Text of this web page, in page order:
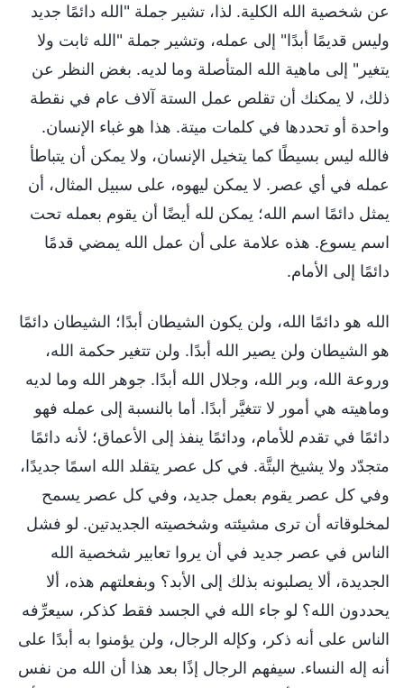
عن شخصية الله الكلية. لذا، تشير جملة "الله دائمًا جديد
وليس قديمًا أبدًا" إلى عمله، وتشير جملة "الله ثابت ولا
يتغير" إلى ماهية الله المتأصلة وما لديه. بغض النظر عن
ذلك، لا يمكنك أن تقلص عمل الستة آلاف عام في نقطة
واحدة أو تحددها في كلمات ميتة. هذا هو غباء الإنسان.
فالله ليس بسيطًا كما يتخيل الإنسان، ولا يمكن أن يتباطأ
عمله في أي عصر. لا يمكن ليهوه، على سبيل المثال، أن
يمثل دائمًا اسم الله؛ يمكن لله أيضًا أن يقوم بعمله تحت
اسم يسوع. هذه علامة على أن عمل الله يمضي قدمًا
دائمًا إلى الأمام.
الله هو دائمًا الله، ولن يكون الشيطان أبدًا؛ الشيطان دائمًا
هو الشيطان ولن يصير الله أبدًا. ولن تتغير حكمة الله،
وروعة الله، وبر الله، وجلال الله أبدًا. جوهر الله وما لديه
وماهيته هي أمور لا تتغيَّر أبدًا. أما بالنسبة إلى عمله فهو
دائمًا في تقدم للأمام، ودائمًا ينفذ إلى الأعماق؛ لأنه دائمًا
متجدّد ولا يشيخ البتَّة. في كل عصر يتقلد الله اسمًا جديدًا،
وفي كل عصر يقوم بعمل جديد، وفي كل عصر يسمح
لمخلوقاته أن ترى مشيئته وشخصيته الجديدتين. لو فشل
الناس في عصر جديد في أن يروا تعابير شخصية الله
الجديدة، ألا يصلبونه بذلك إلى الأبد؟ وبفعلتهم هذه، ألا
يحددون الله؟ لو جاء الله في الجسد فقط كذكر، سيعرِّفه
الناس على أنه ذكر، وكإله الرجال، ولن يؤمنوا به أبدًا على
أنه إله النساء. سيفهم الرجال إذًا بعد هذا أن الله من نفس